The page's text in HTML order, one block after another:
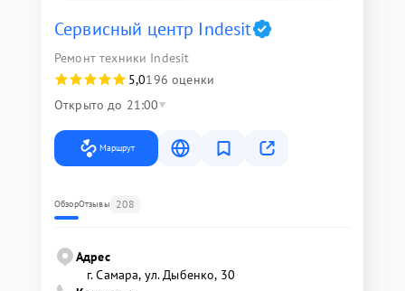
Сервисный центр Indesit
Ремонт техники Indesit
5,0196 оценки
Открыто до 21:00
Маршрут
ОбзорОтзывы 208
Адрес
г. Самара, ул. Дыбенко, 30